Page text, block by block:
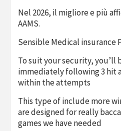
Nel 2026, il migliore e più
AAMS.
Sensible Medical insurance
To suit your security, you’ll
immediately following 3 hit
within the attempts
This type of include more
are designed for really
games we have needed